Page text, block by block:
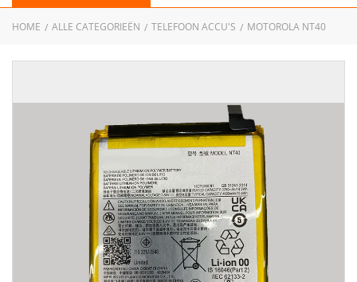
HOME ALLE CATEGORIEËN TELEFOON ACCU'S MOTOROLA NT40